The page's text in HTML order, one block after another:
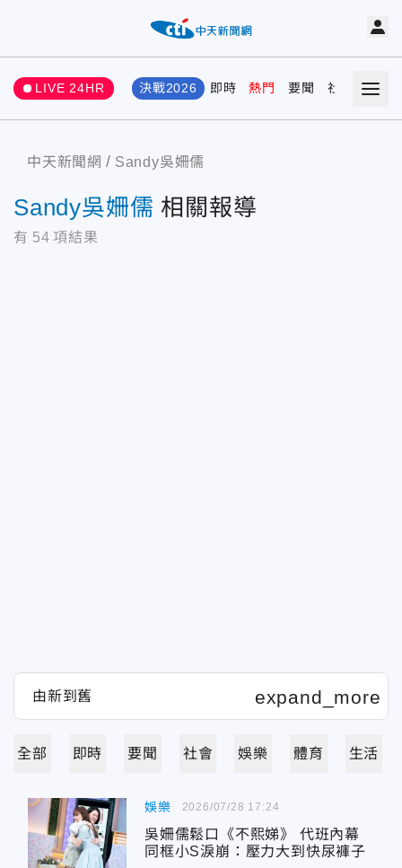
LIVE 24HR 決戰2026 即時 熱門 要聞 社會 娛樂
中天新聞網 Sandy吳姍儒
Sandy吳姍儒 相關報導
有 54 項結果
全部 即時 要聞 社會 娛樂 體育 生活
娛樂
吳姍儒鬆口《不熙娣》 代班內幕
同框小S淚崩：壓力大到快尿褲子
2026/07/28 17:24